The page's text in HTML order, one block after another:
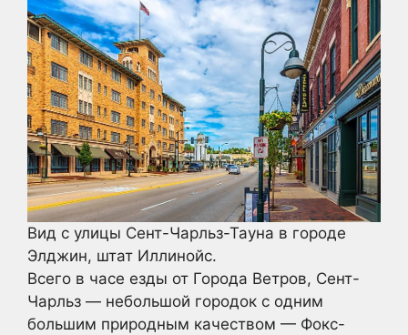
Вид с улицы Сент-Чарльз-Тауна в городе
Элджин, штат Иллинойс.
Всего в часе езды от Города Ветров, Сент-
Чарльз — небольшой городок с одним
большим природным качеством — Фокс-